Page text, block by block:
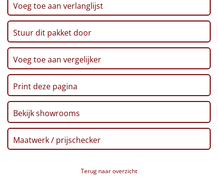
Alle thema's
Artikel
Hitster NIEUW
Pizzarette
Tas
Wake up light
NIEUW
Borrelplank
NIEUW
Voeg toe aan verlanglijst
Stuur dit pakket door
Voeg toe aan vergelijker
Print deze pagina
Bekijk showrooms
Maatwerk / prijschecker
Terug naar overzicht